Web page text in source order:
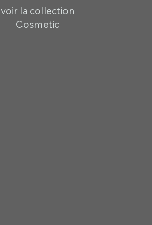
voir la collection
Cosmetic